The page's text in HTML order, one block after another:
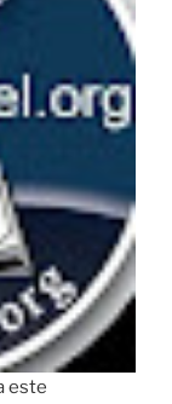
este